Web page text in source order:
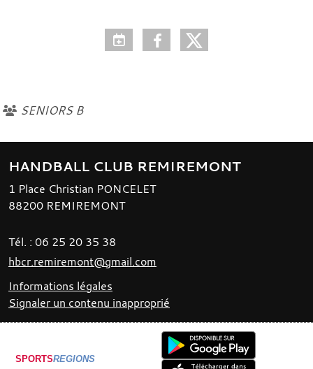
SENIORS B
HANDBALL CLUB REMIREMONT
1 Place Christian PONCELET
88200 REMIREMONT
Tél. : 06 25 20 35 38
hbcr.remiremont@gmail.com
Informations légales
Signaler un contenu inapproprié
SPORTSREGIONS